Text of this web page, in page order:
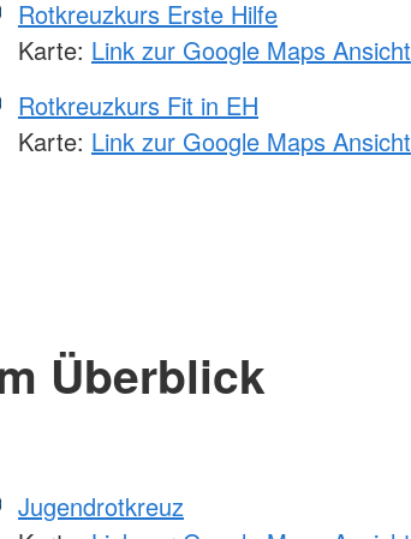
Rotkreuzkurs Erste Hilfe
Karte: Link zur Google Maps Ansicht
Rotkreuzkurs Fit in EH
Karte: Link zur Google Maps Ansicht
Überblick
Jugendrotkreuz